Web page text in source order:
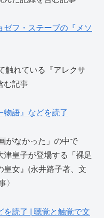
フ・ステーブの『メソ
触れている『アレクサ
む記事
物語』などを読了
がなかった」の中で
津皇子が登場する「裸足
女』(永井路子著、文
読了 | 聴覚と触覚で文